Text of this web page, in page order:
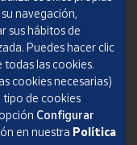
navegación,
sus hábitos de
Puedes hacer clic
las cookies.
cookies necesarias)
tipo de cookies
Configurar
en nuestra Política